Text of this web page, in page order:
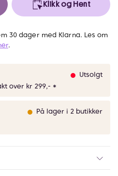
Klikk og Hent
30 dager med Klarna. Les om
.
Utsolgt
over kr 299,- *
På lager i 2 butikker